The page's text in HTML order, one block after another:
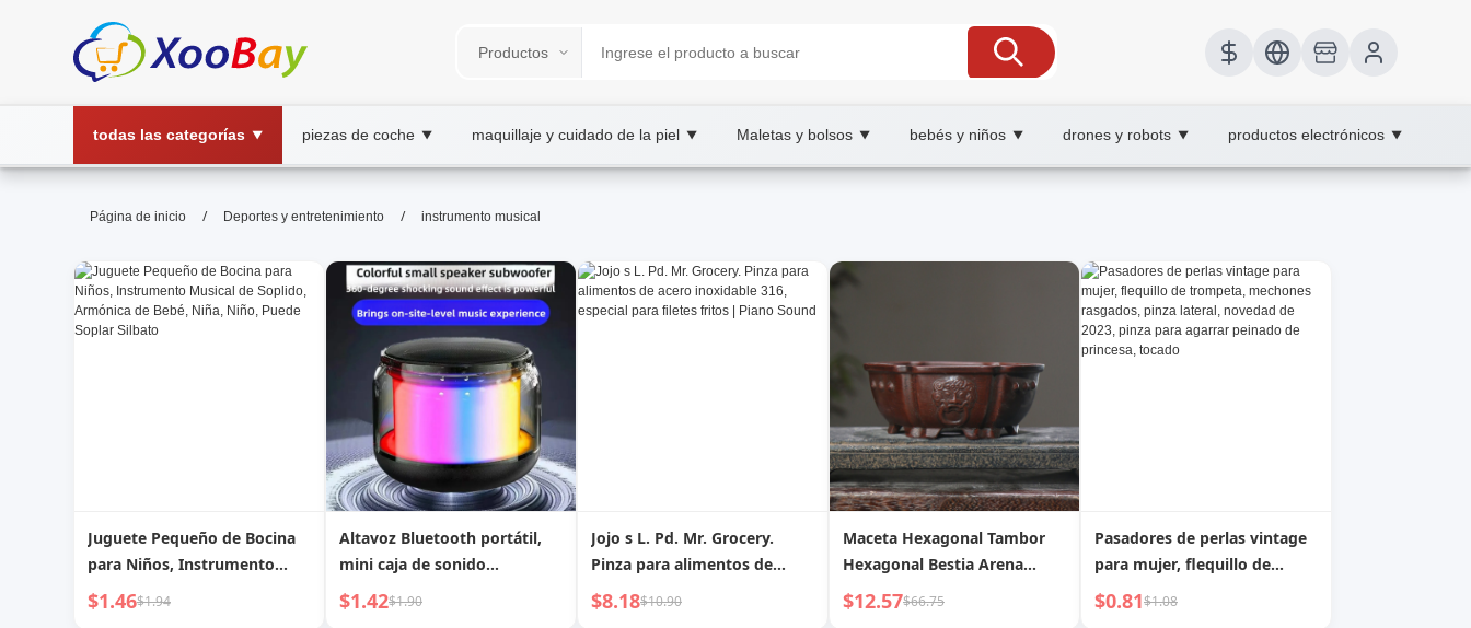
todas las categorías ▼ piezas de coche ▼ maquillaje y cuidado de la piel ▼ Maletas y bolsos ▼ bebés y niños ▼ drones y robots ▼ productos electrónicos ▼
instrumento musical | XOOBAY B2B/B2C Marketplace
Guía de instrumentos
Página de inicio / Deportes y entretenimiento / instrumento musical
Juguete Pequeño de Bocina
para Niños, Instrumento
Musical de Soplido, Armónica
de Bebé, Niña, Niño, Puede
$1.46$1.94
Altavoz Bluetooth portátil,
mini caja de sonido
inalámbrica, colorida,
multifuncional, luz de
$1.42$1.90
Jojo s L. Pd. Mr. Grocery.
Pinza para alimentos de
acero inoxidable 316,
especial para filetes fritos |
$8.18$10.90
Maceta Hexagonal Tambor
Hexagonal Bestia Arena
Púrpura Bonsái
$12.57$66.75
Pasadores de perlas vintage
para mujer, flequillo de
trompeta, mechones
rasgados, pinza lateral,
$0.81$1.08